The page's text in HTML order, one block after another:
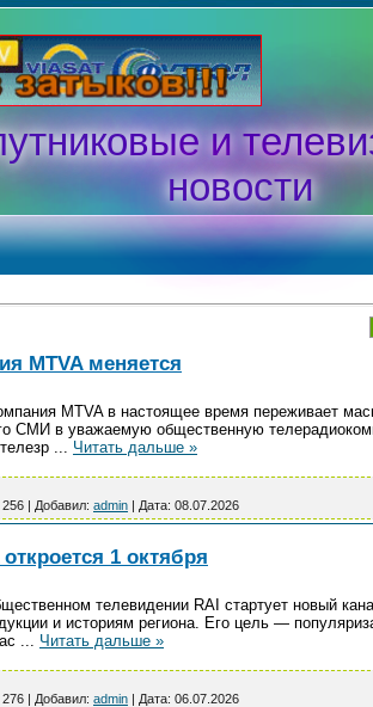
и
новости
MTVA меняется
MTVA в настоящее время переживает
СМИ в уважаемую общественную
... Читать дальше »
256 | Добавил: admin | Дата: 08.07.2026
1 октября
телевидении RAI стартует новый
и историям региона. Его цель —
... Читать дальше »
276 | Добавил: admin | Дата: 06.07.2026